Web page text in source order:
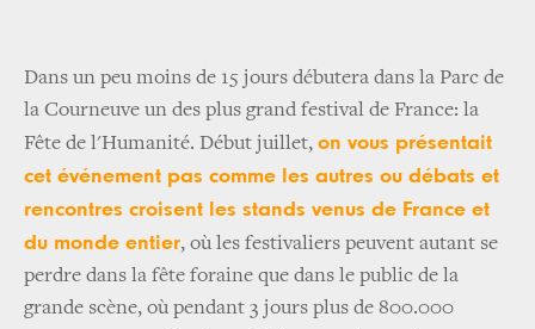
Dans un peu moins de 15 jours débutera dans la Parc de
la Courneuve un des plus grand festival de France: la
Fête de l'Humanité. Début juillet, on vous présentait
cet événement pas comme les autres ou débats et
rencontres croisent les stands venus de France et
du monde entier, où les festivaliers peuvent autant se
perdre dans la fête foraine que dans le public de la
grande scène, où pendant 3 jours plus de 800.000